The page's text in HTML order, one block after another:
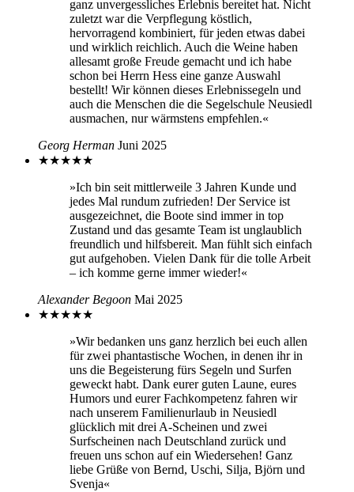
ganz unvergessliches Erlebnis bereitet hat. Nicht
zuletzt war die Verpflegung köstlich,
hervorragend kombiniert, für jeden etwas dabei
und wirklich reichlich. Auch die Weine haben
allesamt große Freude gemacht und ich habe
schon bei Herrn Hess eine ganze Auswahl
bestellt! Wir können dieses Erlebnissegeln und
auch die Menschen die die Segelschule Neusiedl
ausmachen, nur wärmstens empfehlen.«
Georg Herman Juni 2025
★★★★★
»Ich bin seit mittlerweile 3 Jahren Kunde und
jedes Mal rundum zufrieden! Der Service ist
ausgezeichnet, die Boote sind immer in top
Zustand und das gesamte Team ist unglaublich
freundlich und hilfsbereit. Man fühlt sich einfach
gut aufgehoben. Vielen Dank für die tolle Arbeit
– ich komme gerne immer wieder!«
Alexander Begoon Mai 2025
★★★★★
»Wir bedanken uns ganz herzlich bei euch allen
für zwei phantastische Wochen, in denen ihr in
uns die Begeisterung fürs Segeln und Surfen
geweckt habt. Dank eurer guten Laune, eures
Humors und eurer Fachkompetenz fahren wir
nach unserem Familienurlaub in Neusiedl
glücklich mit drei A-Scheinen und zwei
Surfscheinen nach Deutschland zurück und
freuen uns schon auf ein Wiedersehen! Ganz
liebe Grüße von Bernd, Uschi, Silja, Björn und
Svenja«